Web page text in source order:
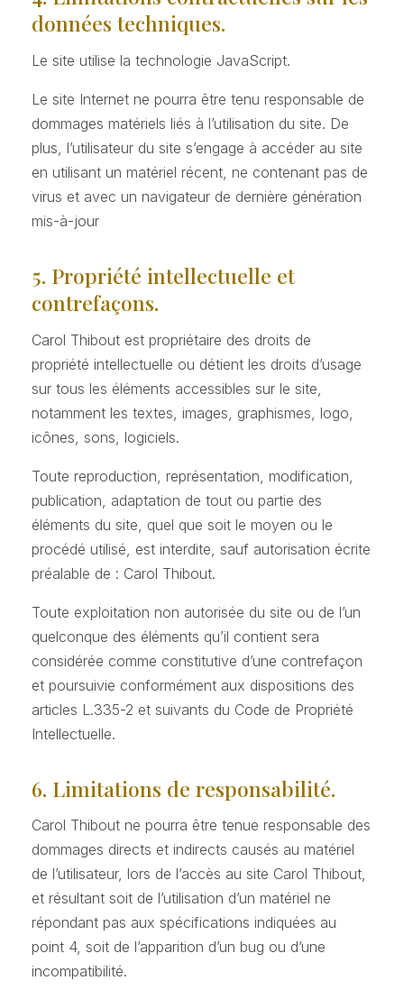
données techniques.
Le site utilise la technologie JavaScript.
Le site Internet ne pourra être tenu responsable de
dommages matériels liés à l’utilisation du site. De
plus, l’utilisateur du site s’engage à accéder au site
en utilisant un matériel récent, ne contenant pas de
virus et avec un navigateur de dernière génération
mis-à-jour
5. Propriété intellectuelle et
contrefaçons.
Carol Thibout est propriétaire des droits de
propriété intellectuelle ou détient les droits d’usage
sur tous les éléments accessibles sur le site,
notamment les textes, images, graphismes, logo,
icônes, sons, logiciels.
Toute reproduction, représentation, modification,
publication, adaptation de tout ou partie des
éléments du site, quel que soit le moyen ou le
procédé utilisé, est interdite, sauf autorisation écrite
préalable de : Carol Thibout.
Toute exploitation non autorisée du site ou de l’un
quelconque des éléments qu’il contient sera
considérée comme constitutive d’une contrefaçon
et poursuivie conformément aux dispositions des
articles L.335-2 et suivants du Code de Propriété
Intellectuelle.
6. Limitations de responsabilité.
Carol Thibout ne pourra être tenue responsable des
dommages directs et indirects causés au matériel
de l’utilisateur, lors de l’accès au site Carol Thibout,
et résultant soit de l’utilisation d’un matériel ne
répondant pas aux spécifications indiquées au
point 4, soit de l’apparition d’un bug ou d’une
incompatibilité.